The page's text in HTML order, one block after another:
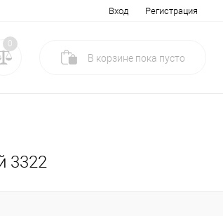
Вход Регистрация
0
В корзине пока пусто
3322